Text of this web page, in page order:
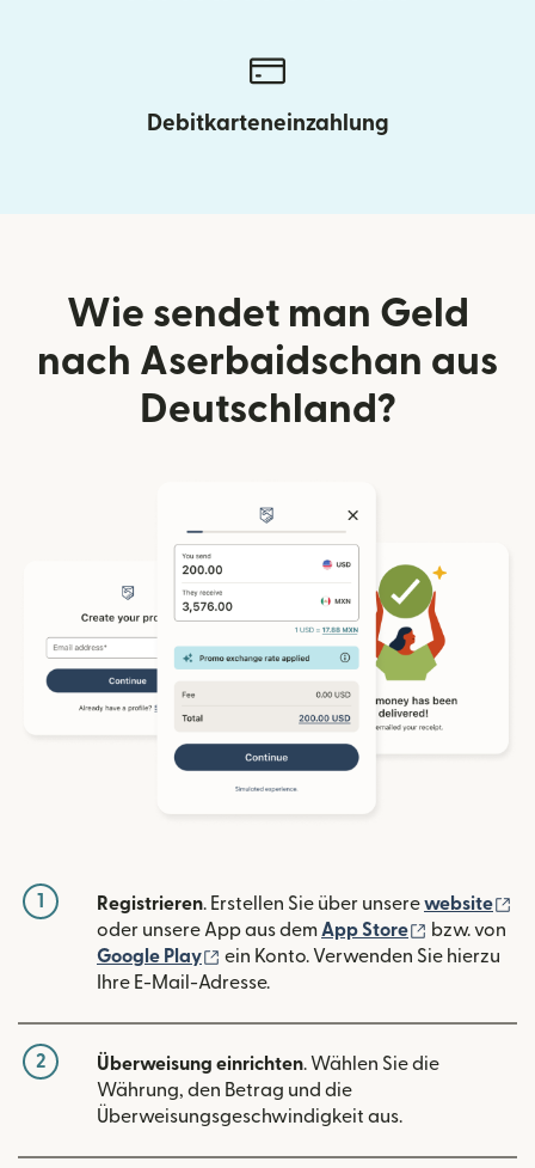
Debitkarteneinzahlung
Wie sendet man Geld
nach Aserbaidschan aus
Deutschland?
1 Registrieren. Erstellen Sie über unserewebsite
oder unsere App aus dem App Store (wird in
bzw. von
Google Play
(wird in einem neuen Fenster
ein Konto. Verwenden Sie hierzu
Ihre E-Mail-Adresse.
2 Überweisung einrichten. Wählen Sie die
Währung, den Betrag und die
Überweisungsgeschwindigkeit aus.